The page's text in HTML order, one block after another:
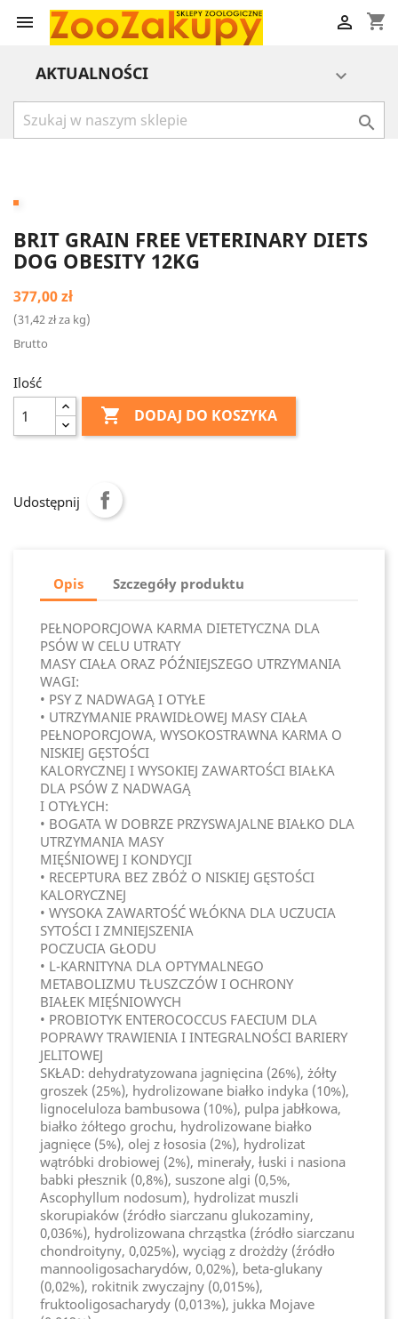
 shopping_cart

AKTUALNOŚCI 

BRIT GRAIN FREE VETERINARY DIETS
DOG OBESITY 12KG
377,00 zł
(31,42 zł za kg)
Brutto
Ilość
 DODAJ DO KOSZYKA
Udostępnij
Opis Szczegóły produktu
PEŁNOPORCJOWA KARMA DIETETYCZNA DLA
PSÓW W CELU UTRATY
MASY CIAŁA ORAZ PÓŹNIEJSZEGO UTRZYMANIA
WAGI:
• PSY Z NADWAGĄ I OTYŁE
• UTRZYMANIE PRAWIDŁOWEJ MASY CIAŁA
PEŁNOPORCJOWA, WYSOKOSTRAWNA KARMA O
NISKIEJ GĘSTOŚCI
KALORYCZNEJ I WYSOKIEJ ZAWARTOŚCI BIAŁKA
DLA PSÓW Z NADWAGĄ
I OTYŁYCH:
• BOGATA W DOBRZE PRZYSWAJALNE BIAŁKO DLA
UTRZYMANIA MASY
MIĘŚNIOWEJ I KONDYCJI
• RECEPTURA BEZ ZBÓŻ O NISKIEJ GĘSTOŚCI
KALORYCZNEJ
• WYSOKA ZAWARTOŚĆ WŁÓKNA DLA UCZUCIA
SYTOŚCI I ZMNIEJSZENIA
POCZUCIA GŁODU
• L-KARNITYNA DLA OPTYMALNEGO
METABOLIZMU TŁUSZCZÓW I OCHRONY
BIAŁEK MIĘŚNIOWYCH
• PROBIOTYK ENTEROCOCCUS FAECIUM DLA
POPRAWY TRAWIENIA I INTEGRALNOŚCI BARIERY
JELITOWEJ
SKŁAD: dehydratyzowana jagnięcina (26%), żółty
groszek (25%), hydrolizowane białko indyka (10%),
lignoceluloza bambusowa (10%), pulpa jabłkowa,
białko żółtego grochu, hydrolizowane białko
jagnięce (5%), olej z łososia (2%), hydrolizat
wątróbki drobiowej (2%), minerały, łuski i nasiona
babki płesznik (0,8%), suszone algi (0,5%,
Ascophyllum nodosum), hydrolizat muszli
skorupiaków (źródło siarczanu glukozaminy,
0,036%), hydrolizowana chrząstka (źródło siarczanu
chondroityny, 0,025%), wyciąg z drożdży (źródło
mannooligosacharydów, 0,02%), beta-glukany
(0,02%), rokitnik zwyczajny (0,015%),
fruktooligosacharydy (0,013%), jukka Mojave